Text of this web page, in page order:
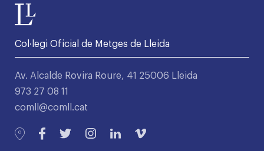
Col·legi Oficial de Metges de Lleida
Av. Alcalde Rovira Roure, 41 25006 Lleida
973 27 08 11
comll@comll.cat